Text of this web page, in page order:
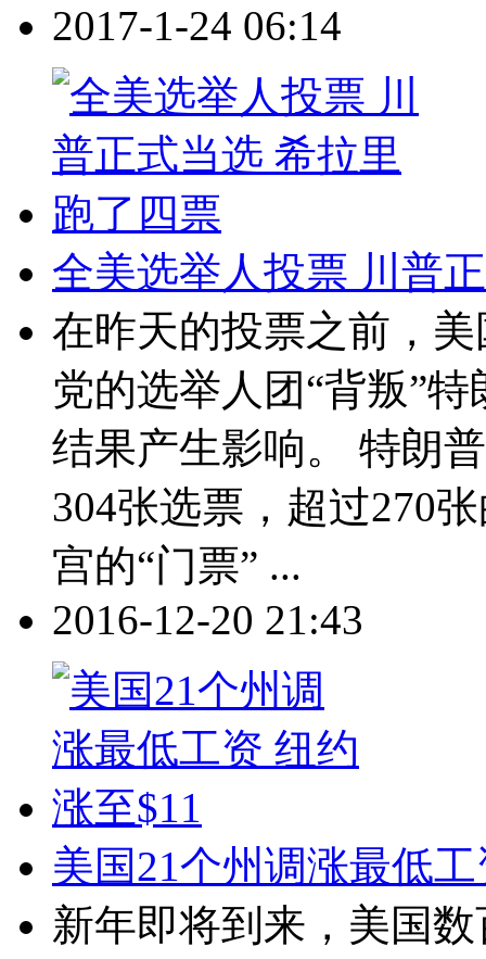
2017-1-24 06:14
全美选举人投票 川普
在昨天的投票之前，
党的选举人团“背叛”
结果产生影响。 特朗
304张选票，超过270
宫的“门票” ...
2016-12-20 21:43
美国21个州调涨最低
新年即将到来，美国